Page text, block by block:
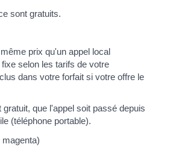
sont gratuits.
prix qu'un appel local
selon les tarifs de votre
dans votre forfait si votre offre le
que l'appel soit passé depuis
(téléphone portable).